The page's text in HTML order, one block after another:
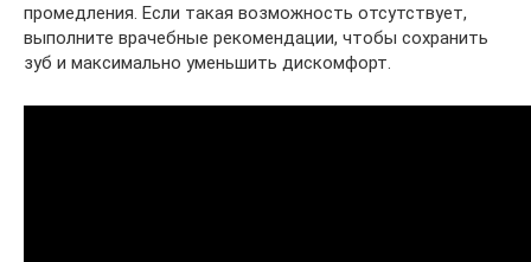
промедления. Если такая возможность отсутствует,
выполните врачебные рекомендации, чтобы сохранить
зуб и максимально уменьшить дискомфорт.